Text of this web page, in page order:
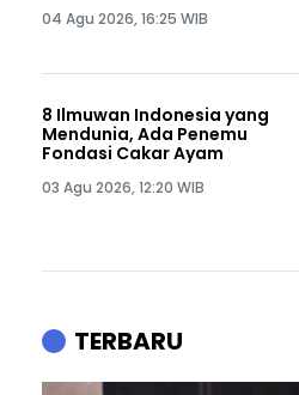
04 Agu 2026, 16:25 WIB
8 Ilmuwan Indonesia yang
Mendunia, Ada Penemu
Fondasi Cakar Ayam
03 Agu 2026, 12:20 WIB
TERBARU